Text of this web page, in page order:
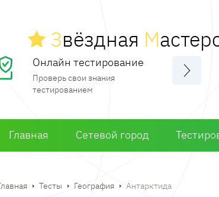
Звёздная М
Онлайн тестирование
Проверь свои знания
тестированием
Главная Сетевой город
Тесты География Антарктида